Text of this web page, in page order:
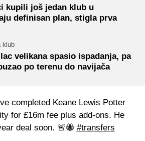
kupili još jedan klub u
definisan plan, stigla prva
klub
velikana spasio ispadanja, pa
po terenu do navijača
completed Keane Lewis Potter
for £16m fee plus add-ons. He
deal soon. 🚨🐝 #transfers